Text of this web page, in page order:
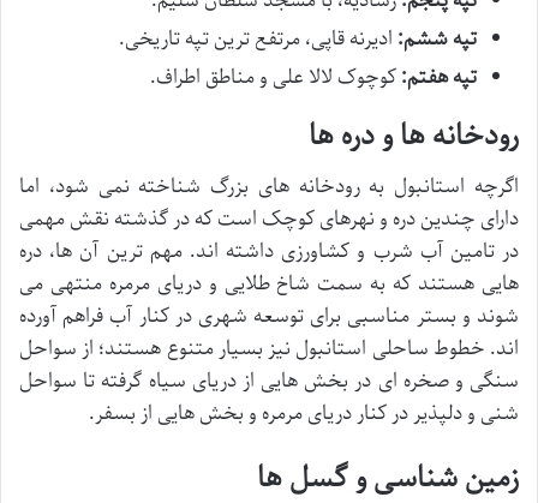
تپه ششم: ادیرنه قاپی، مرتفع ترین تپه تاریخی.
تپه هفتم:کوچوک لالا علی و مناطق اطراف.
رودخانه ها و دره ها
اگرچه استانبول به رودخانه های بزرگ شناخته نمی شود، اما
دارای چندین دره و نهرهای کوچک است که در گذشته نقش مهمی
در تامین آب شرب و کشاورزی داشته اند. مهم ترین آن ها، دره
هایی هستند که به سمت شاخ طلایی و دریای مرمره منتهی می
شوند و بستر مناسبی برای توسعه شهری در کنار آب فراهم آورده
اند. خطوط ساحلی استانبول نیز بسیار متنوع هستند؛ از سواحل
سنگی و صخره ای در بخش هایی از دریای سیاه گرفته تا سواحل
شنی و دلپذیر در کنار دریای مرمره و بخش هایی از بسفر.
زمین شناسی و گسل ها